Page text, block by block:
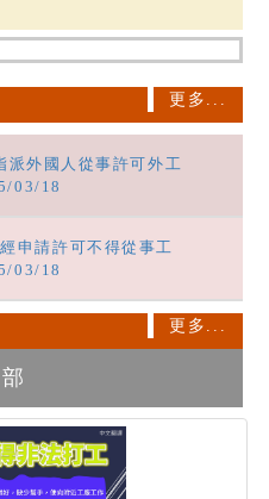
更多...
派外國人從事許可外工
03/18
申請許可不得從事工
03/18
更多...